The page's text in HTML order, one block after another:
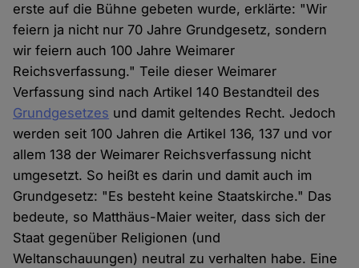
erste auf die Bühne gebeten wurde, erklärte: "Wir
feiern ja nicht nur 70 Jahre Grundgesetz, sondern
wir feiern auch 100 Jahre Weimarer
Reichsverfassung." Teile dieser Weimarer
Verfassung sind nach Artikel 140 Bestandteil des
Grundgesetzes und damit geltendes Recht. Jedoch
werden seit 100 Jahren die Artikel 136, 137 und vor
allem 138 der Weimarer Reichsverfassung nicht
umgesetzt. So heißt es darin und damit auch im
Grundgesetz: "Es besteht keine Staatskirche." Das
bedeute, so Matthäus-Maier weiter, dass sich der
Staat gegenüber Religionen (und
Weltanschauungen) neutral zu verhalten habe. Eine